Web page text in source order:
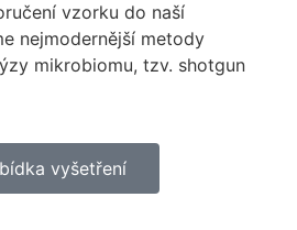
vzorku do naší
nejmodernější metody
mikrobiomu, tzv. shotgun
vyšetření